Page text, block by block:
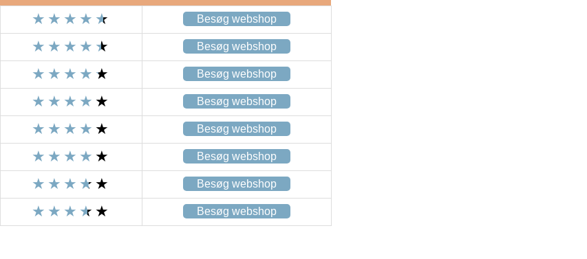
Besøg webshop
Besøg webshop
Besøg webshop
Besøg webshop
Besøg webshop
Besøg webshop
Besøg webshop
Besøg webshop